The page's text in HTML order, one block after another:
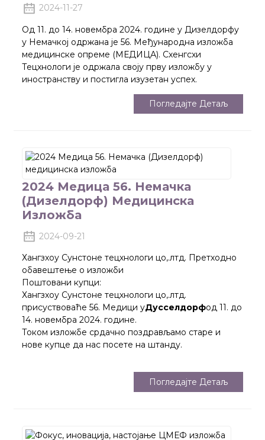
2024-11-27
Од 11. до 14. новембра 2024. године у Дизелдорфу
у Немачкој одржана је 56. Међународна изложба
медицинске опреме (МЕДИЦА). Схенгсхи
Тецхнологи је одржала своју прву изложбу у
иностранству и постигла изузетан успех.
Погледајте Детаљ
2024 Медица 56. Немачка
(Дизелдорф) Медицинска
Изложба
2024-09-21
Хангзхоу Сунстоне тецхнологи цо,.лтд. Претходно
обавештење о изложби
Поштовани купци:
Хангзхоу Сунстоне тецхнологи цо,.лтд.
присуствоваће 56. Медици уДусселдорфод 11. до
14. новембра 2024. године.
Током изложбе срдачно поздрављамо старе и
нове купце да нас посете на штанду.
Погледајте Детаљ